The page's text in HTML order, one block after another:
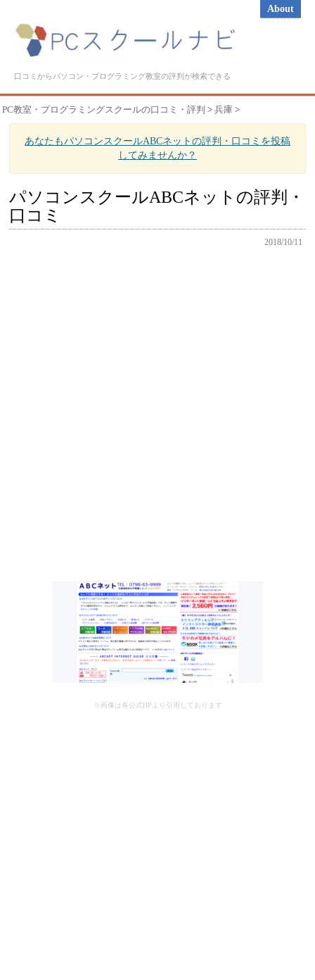
About
口コミからパソコン・プログラミング教室の評判が検索できる
PC教室・プログラミングスクールの口コミ・評判 > 兵庫 >
あなたもパソコンスクールABCネットの評判・口コミを投稿
してみませんか？
パソコンスクールABCネットの評判・
口コミ
2018/10/11
※画像は各公式HPより引用しております